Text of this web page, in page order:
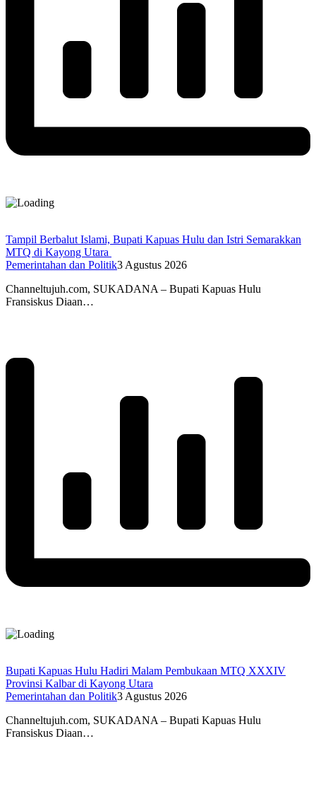
Tampil Berbalut Islami, Bupati Kapuas Hulu dan Istri Semarakkan
MTQ di Kayong Utara
Pemerintahan dan Politik3 Agustus 2026
Channeltujuh.com, SUKADANA – Bupati Kapuas Hulu
Fransiskus Diaan…
Bupati Kapuas Hulu Hadiri Malam Pembukaan MTQ XXXIV
Provinsi Kalbar di Kayong Utara
Pemerintahan dan Politik3 Agustus 2026
Channeltujuh.com, SUKADANA – Bupati Kapuas Hulu
Fransiskus Diaan…